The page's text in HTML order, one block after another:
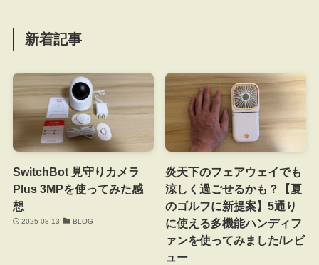
新着記事
SwitchBot 見守りカメラ
Plus 3MPを使ってみた感
想
2025-08-13 BLOG
炎天下のフェアウェイでも
涼しく過ごせるかも？【夏
のゴルフに新提案】5通り
に使える多機能ハンディフ
ァンを使ってみました/レビ
ュー